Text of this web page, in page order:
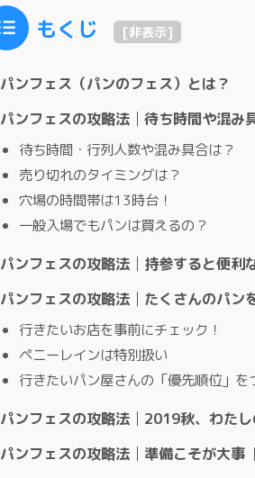
もくじ [非表示]
パンフェス（パンのフェス）とは？
パンフェスの攻略法│待ち時間や混み
待ち時間・行列人数や混み具合は？
売り切れのタイミングは？
穴場の時間帯は13時台！
一般入場でもパンは買えるの？
パンフェスの攻略法│持参すると便利
パンフェスの攻略法│たくさんのパン
行きたいお店を事前にチェック！
ペニーレインは特別扱い
行きたいパン屋さんの「優先順位」を
パンフェスの攻略法│2019秋、わた
パンフェスの攻略法│準備こそが大事